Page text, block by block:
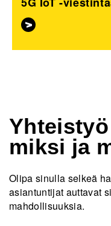
miksi ja
Olipa sinulla selkeä
asiantuntijat auttavat
mahdollisuuksia.